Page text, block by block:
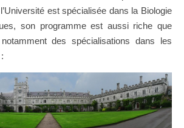
est spécialisée dans la Biologie
son programme est aussi riche que
des spécialisations dans les